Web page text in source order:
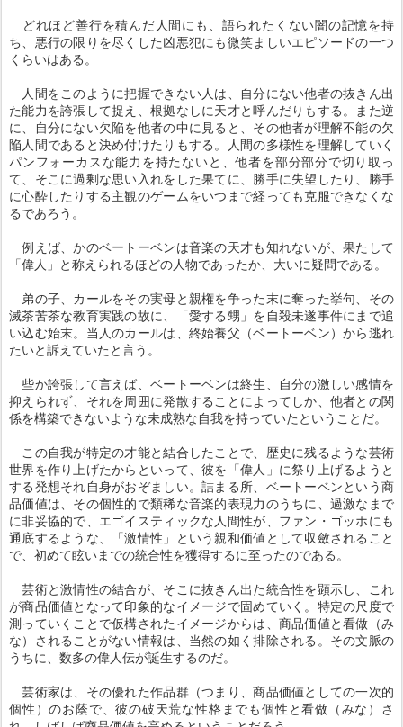
どれほど善行を積んだ人間にも、語られたくない闇の記憶を持
ち、悪行の限りを尽くした凶悪犯にも微笑ましいエピソードの一つ
くらいはある。
人間をこのように把握できない人は、自分にない他者の抜きん出
た能力を誇張して捉え、根拠なしに天才と呼んだりもする。また逆
に、自分にない欠陥を他者の中に見ると、その他者が理解不能の欠
陥人間であると決め付けたりもする。人間の多様性を理解していく
パンフォーカスな能力を持たないと、他者を部分部分で切り取っ
て、そこに過剰な思い入れをした果てに、勝手に失望したり、勝手
に心酔したりする主観のゲームをいつまで経っても克服できなくな
るであろう。
例えば、かのベートーベンは音楽の天才も知れないが、果たして
「偉人」と称えられるほどの人物であったか、大いに疑問である。
弟の子、カールをその実母と親権を争った末に奪った挙句、その
滅茶苦茶な教育実践の故に、「愛する甥」を自殺未遂事件にまで追
い込む始末。当人のカールは、終始養父（ベートーベン）から逃れ
たいと訴えていたと言う。
些か誇張して言えば、ベートーベンは終生、自分の激しい感情を
抑えられず、それを周囲に発散することによってしか、他者との関
係を構築できないような未成熟な自我を持っていたということだ。
この自我が特定の才能と結合したことで、歴史に残るような芸術
世界を作り上げたからといって、彼を「偉人」に祭り上げるようと
する発想それ自身がおぞましい。詰まる所、ベートーベンという商
品価値は、その個性的で類稀な音楽的表現力のうちに、過激なまで
に非妥協的で、エゴイスティックな人間性が、ファン・ゴッホにも
通底するような、「激情性」という親和価値として収斂されること
で、初めて眩いまでの統合性を獲得するに至ったのである。
芸術と激情性の結合が、そこに抜きん出た統合性を顕示し、これ
が商品価値となって印象的なイメージで固めていく。特定の尺度で
測っていくことで仮構されたイメージからは、商品価値と看做（み
な）されることがない情報は、当然の如く排除される。その文脈の
うちに、数多の偉人伝が誕生するのだ。
芸術家は、その優れた作品群（つまり、商品価値としての一次的
個性）のお蔭で、彼の破天荒な性格までも個性と看做（みな）さ